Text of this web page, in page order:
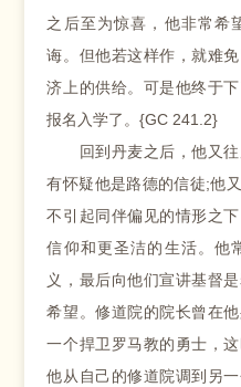
之后至为惊喜，他非常希
诲。但他若这样作，就难
济上的供给。可是他终于
报名入学了。{GC 241.2}
回到丹麦之后，他又往
有怀疑他是路德的信徒;他
不引起同伴偏见的情形之
信仰和更圣洁的生活。他
义，最后向他们宣讲基督
希望。修道院的院长曾在
一个捍卫罗马教的勇士，
他从自己的修道院调到另